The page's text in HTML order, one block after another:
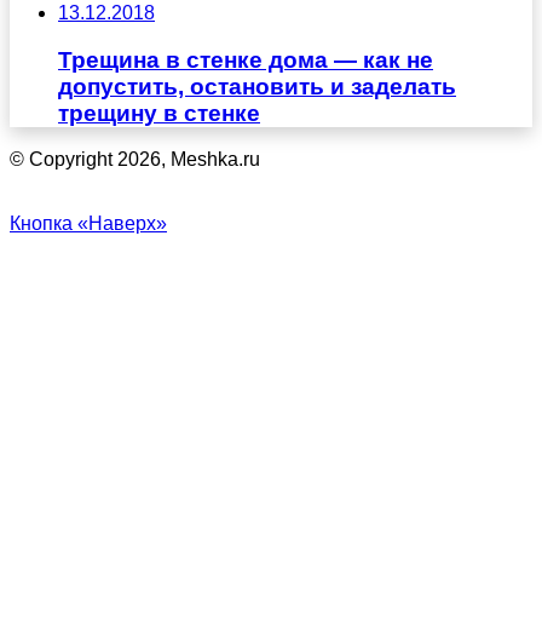
13.12.2018
Трещина в стенке дома — как не
допустить, остановить и заделать
трещину в стенке
© Copyright 2026, Meshka.ru
Кнопка «Наверх»